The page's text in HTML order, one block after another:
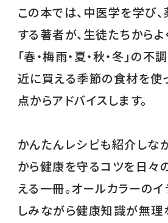
この本では、中医学を学び
する著者が、生徒たちから
「春・梅雨・夏・秋・冬」の
近に買える季節の食材を使
点からアドバイスします。
かんたんレシピも紹介しな
から健康を守るコツを日々
える一冊。オールカラーのイ
しみながら健康知識が無理